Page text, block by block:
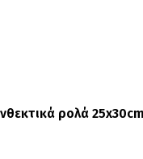
ρολά